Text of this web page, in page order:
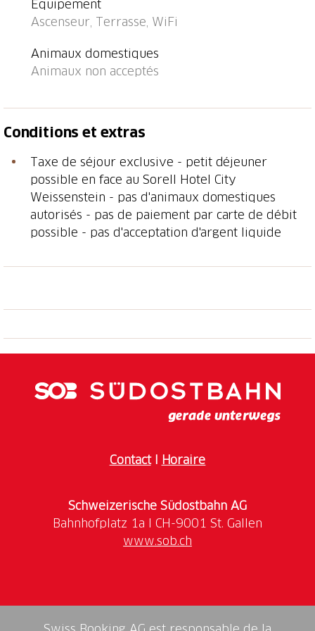
Équipement
Ascenseur, Terrasse, WiFi
Animaux domestiques
Animaux non acceptés
Conditions et extras
Taxe de séjour exclusive - petit déjeuner
possible en face au Sorell Hotel City
Weissenstein - pas d'animaux domestiques
autorisés - pas de paiement par carte de débit
possible - pas d'acceptation d'argent liquide
ContactI Horaire
Schweizerische Südostbahn AG
www.sob.ch